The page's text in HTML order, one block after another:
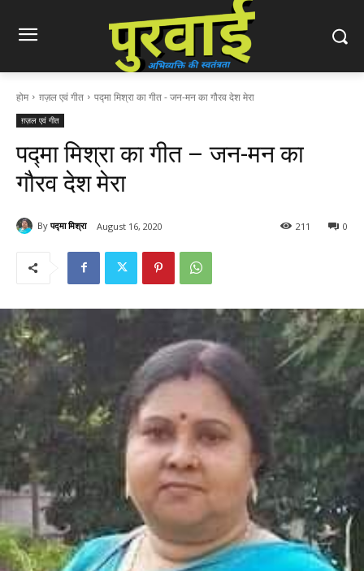
होम ग़ज़ल एवं गीत पद्मा मिश्रा का गीत - जन-मन का गौरव देश मेरा
ग़ज़ल एवं गीत
पद्मा मिश्रा का गीत – जन-मन का
गौरव देश मेरा
By पद्मा मिश्रा August 16, 2020 0
211